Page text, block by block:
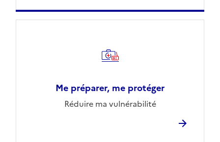
Me préparer, me protéger
Réduire ma vulnérabilité